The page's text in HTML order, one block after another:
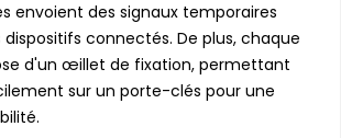
envoient des signaux temporaires
connectés. De plus, chaque
d'un œillet de fixation, permettant
sur un porte-clés pour une